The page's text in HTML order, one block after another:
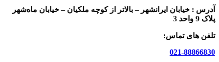
آدرس : خیابان ایرانشهر – بالاتر از کوچه ملکیان – خیابان ماه‌شهر
پلاک 9 واحد 3
تلفن های تماس:
021-88866830